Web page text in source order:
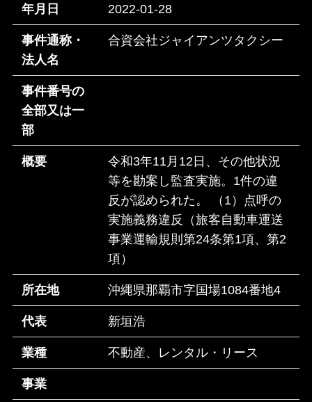
年月日 2022-01-28
事件通称・
法人名
合資会社ジャイアンツタクシー
事件番号の
全部又は一
部
概要
令和3年11月12日、その他状況
等を勘案し監査実施。1件の違
反が認められた。 （1）点呼の
実施義務違反（旅客自動車運送
事業運輸規則第24条第1項、第2
項）
所在地 沖縄県那覇市字国場1084番地4
代表 新垣浩
業種 不動産、レンタル・リース
事業